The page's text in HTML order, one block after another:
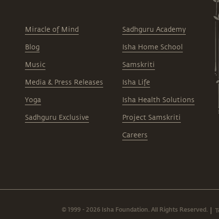
Miracle of Mind
Blog
Music
Media & Press Releases
Yoga
Sadhguru Exclusive
Sadhguru Academy
Isha Home School
Samskriti
Isha Life
Isha Health Solutions
Project Samskriti
Careers
© 1999 - 2026 Isha Foundation. All Rights Reserved.